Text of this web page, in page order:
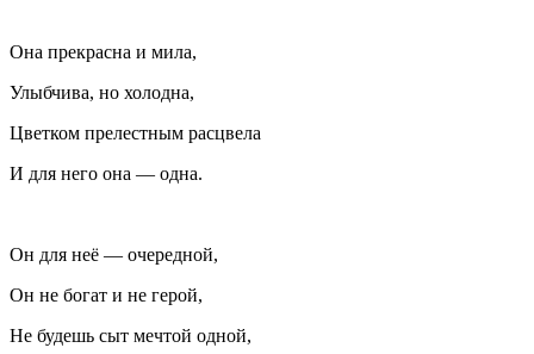
Она прекрасна и мила,
Улыбчива, но холодна,
Цветком прелестным расцвела
И для него она — одна.
Он для неё — очередной,
Он не богат и не герой,
Не будешь сыт мечтой одной,